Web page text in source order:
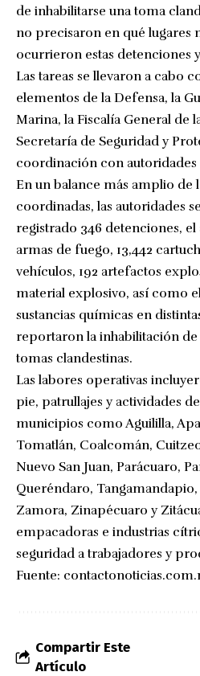
de inhabilitarse una toma
no precisaron en qué lugares
ocurrieron estas detenciones
Las tareas se llevaron a cabo
elementos de la Defensa, la
Marina, la Fiscalía General de
Secretaría de Seguridad y
coordinación con autoridades
En un balance más amplio de
coordinadas, las autoridades
registrado 346 detenciones, el
armas de fuego, 13,442
vehículos, 192 artefactos
material explosivo, así como
sustancias químicas en
reportaron la inhabilitación
tomas clandestinas.
Las labores operativas
pie, patrullajes y actividades
municipios como Aguililla,
Tomatlán, Coalcomán,
Nuevo San Juan, Parácuaro,
Queréndaro,
Zamora, Zinapécuaro y
empacadoras e industrias
seguridad a trabajadores y
Fuente:
Compartir Este
Artículo